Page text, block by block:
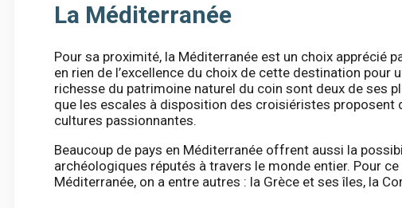
La Méditerranée
Pour sa proximité, la Méditerranée est un choix apprécié
en rien de l’excellence du choix de cette destination pour
richesse du patrimoine naturel du coin sont deux de ses
que les escales à disposition des croisiéristes
cultures passionnantes.
Beaucoup de pays en Méditerranée offrent aussi la
archéologiques réputés à travers le monde entier. Pour
Méditerranée, on a entre autres : la Grèce et ses îles, la